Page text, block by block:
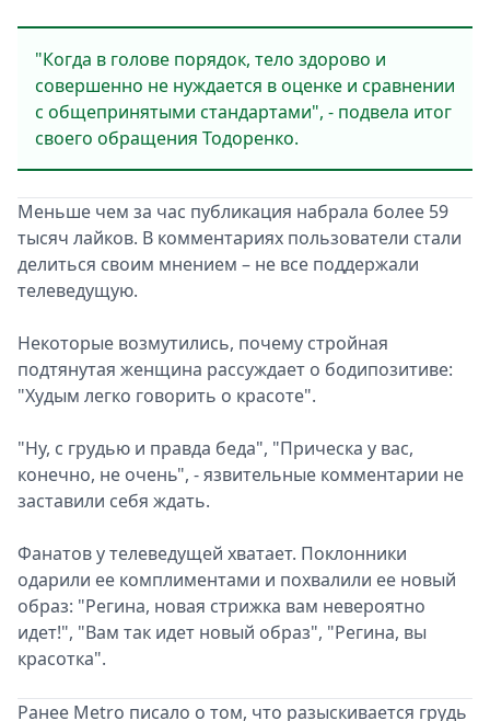
"Когда в голове порядок, тело здорово и
совершенно не нуждается в оценке и сравнении
с общепринятыми стандартами", - подвела итог
своего обращения Тодоренко.
Меньше чем за час публикация набрала более 59
тысяч лайков. В комментариях пользователи стали
делиться своим мнением – не все поддержали
телеведущую.
Некоторые возмутились, почему стройная
подтянутая женщина рассуждает о бодипозитиве:
"Худым легко говорить о красоте".
"Ну, с грудью и правда беда", "Прическа у вас,
конечно, не очень", - язвительные комментарии не
заставили себя ждать.
Фанатов у телеведущей хватает. Поклонники
одарили ее комплиментами и похвалили ее новый
образ: "Регина, новая стрижка вам невероятно
идет!", "Вам так идет новый образ", "Регина, вы
красотка".
Ранее Metro писало о том, что разыскивается грудь